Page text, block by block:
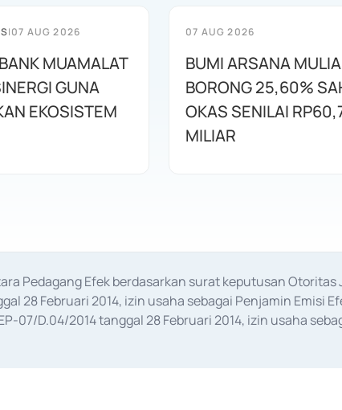
|07 AUG 2026
MUAMALAT
GUNA
EKOSISTEM
07 AUG 2026
BUMI ARSANA MULIA
BORONG 25,60%
OKAS SENILAI
MILIAR
Pedagang Efek berdasarkan surat keputusan Otoritas
28 Februari 2014, izin usaha sebagai Penjamin
07/D.04/2014 tanggal 28 Februari 2014, izin usaha